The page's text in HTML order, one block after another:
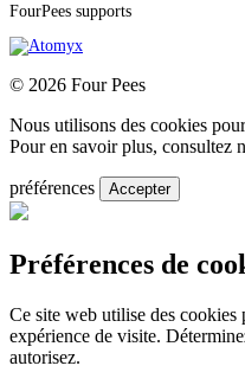
FourPees supports
© 2026 Four Pees
Nous utilisons des cookies
Pour en savoir plus, consultez
préférences Accepter
Préférences de
Ce site web utilise des
expérience de visite.
autorisez.